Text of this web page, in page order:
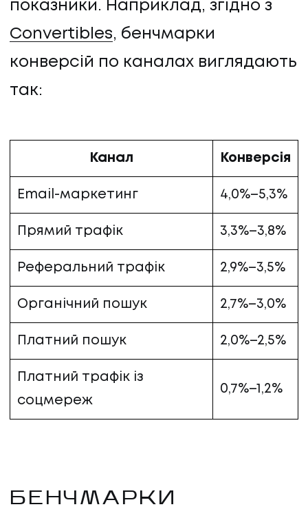
показники. Наприклад, згідно з
Convertibles, бенчмарки
конверсій по каналах виглядають
так:
Канал Конверсія
Email-маркетинг 4,0%–5,3%
Прямий трафік 3,3%–3,8%
Реферальний трафік 2,9%–3,5%
Органічний пошук 2,7%–3,0%
Платний пошук 2,0%–2,5%
Платний трафік із
соцмереж
0,7%–1,2%
БЕНЧМАРКИ